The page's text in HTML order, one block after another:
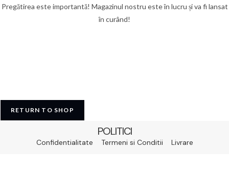
Pregătirea este importantă! Magazinul nostru este în lucru și va fi lansat
în curând!
RETURN TO SHOP
POLITICI
Confidentialitate Termeni si Conditii Livrare